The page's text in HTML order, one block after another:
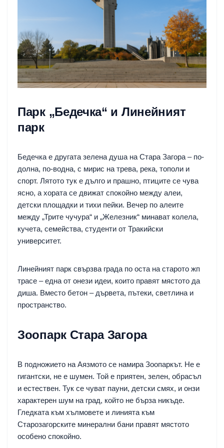
Парк „Бедечка“ и Линейният
парк
Бедечка е другата зелена душа на Стара Загора – по-
долна, по-водна, с мирис на трева, река, тополи и
спорт. Лятото тук е дълго и прашно, птиците се чува
ясно, а хората се движат спокойно между алеи,
детски площадки и тихи пейки. Вечер по алеите
между „Трите чучура“ и „Железник“ минават колела,
кучета, семейства, студенти от Тракийски
университет.
Линейният парк свързва града по оста на старото жп
трасе – една от онези идеи, които правят мястото да
диша. Вместо бетон – дървета, пътеки, светлина и
пространство.
Зоопарк Стара Загора
В подножието на Аязмото се намира Зоопаркът. Не е
гигантски, не е шумен. Той е приятен, зелен, обрасъл
и естествен. Тук се чуват пауни, детски смях, и онзи
характерен шум на град, който не бърза никъде.
Гледката към хълмовете и линията към
Старозагорските минерални бани правят мястото
особено спокойно.